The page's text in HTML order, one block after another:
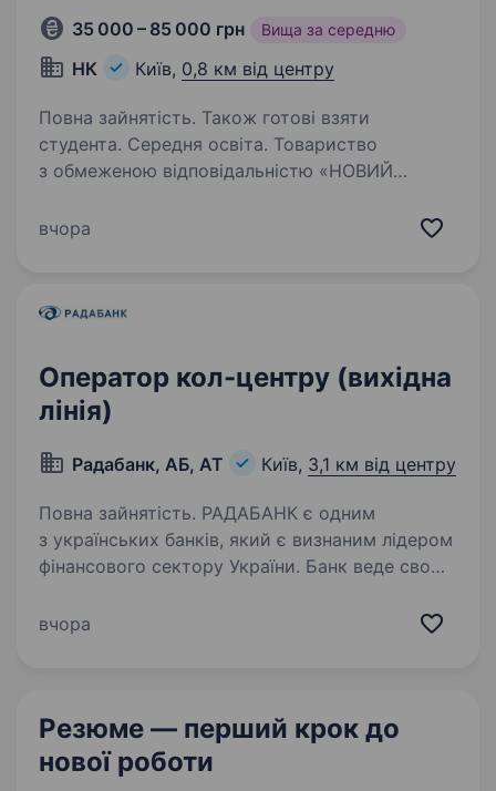
35 000 – 85 000 грн Вища за середню
НК Київ, 0,8 км від центру
Повна зайнятість. Також готові взяти
студента. Середня освіта. Товариство
з обмеженою відповідальністю «НОВИЙ
професіоналів фінансової та юридичної
заборгованості. Для…
вчора
Оператор кол-центру (вихідна
лінія)
Радабанк, АБ, АТ Київ, 3,1 км від центру
Повна зайнятість. РАДАБАНК є одним
з українських банків, який є визнаним лідером
фінансового сектору України. Банк веде свою
отримав репутацію соціально-відповідальної,
вчора
Резюме — перший крок до
нової роботи